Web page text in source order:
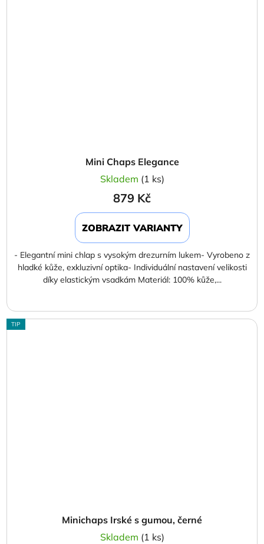
Mini Chaps Elegance
Skladem (1 ks)
879 Kč
ZOBRAZIT VARIANTY
- Elegantní mini chlap s vysokým drezurním lukem- Vyrobeno z
hladké kůže, exkluzivní optika- Individuální nastavení velikosti
díky elastickým vsadkám Materiál: 100% kůže,...
TIP
Minichaps Irské s gumou, černé
Skladem (1 ks)